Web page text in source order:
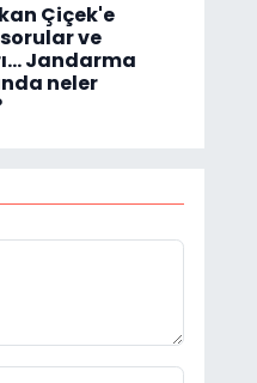
Çiçek'e
ve
Jandarma
neler